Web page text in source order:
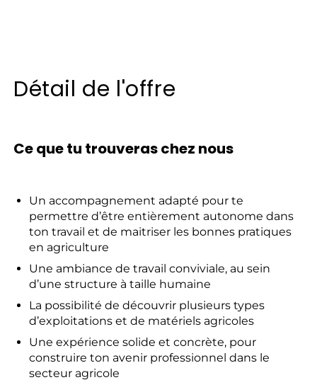
Détail de l'offre
Ce que tu trouveras chez nous
Un accompagnement adapté pour te
permettre d’être entièrement autonome dans
ton travail et de maitriser les bonnes pratiques
en agriculture
Une ambiance de travail conviviale, au sein
d’une structure à taille humaine
La possibilité de découvrir plusieurs types
d’exploitations et de matériels agricoles
Une expérience solide et concrète, pour
construire ton avenir professionnel dans le
secteur agricole